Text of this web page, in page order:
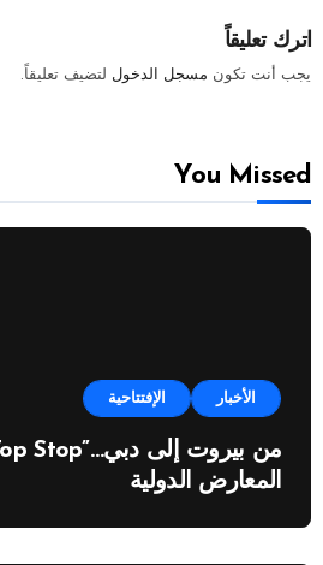
اترك تعليقاً
يجب أنت تكون مسجل الدخول لتضيف تعليقاً.
You Missed
الأخبار الإفتتاحية
المعارض الدولية